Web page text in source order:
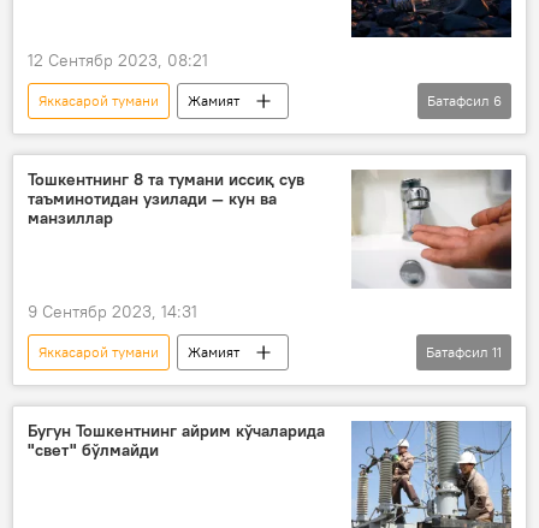
12 Сентябр 2023, 08:21
Яккасарой тумани
Жамият
Ўзбекистон
Тошкент
электр энергияси
Тошкентда электр таъминоти ўчирилиши
Батафсил 6
Тошкентнинг 8 та тумани иссиқ сув
таъминотидан узилади — кун ва
манзиллар
9 Сентябр 2023, 14:31
Яккасарой тумани
Жамият
Ўзбекистон
Тошкент
иссиқ сув ўчирилиши
сув
Миробод тумани
Батафсил 11
Бугун Тошкентнинг айрим кўчаларида
"свет" бўлмайди